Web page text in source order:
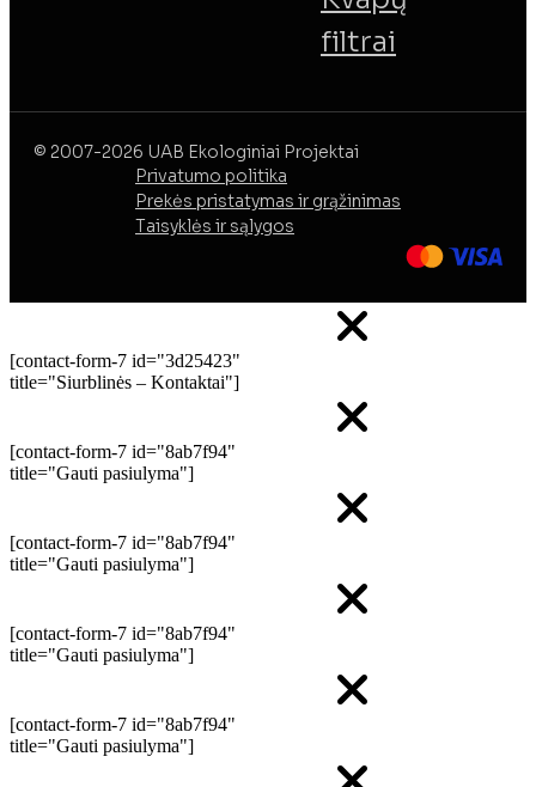
filtrai
© 2007-2026 UAB Ekologiniai Projektai
Privatumo politika
Prekės pristatymas ir grąžinimas
Taisyklės ir sąlygos
[contact-form-7 id="3d25423"
title="Siurblinės – Kontaktai"]
[contact-form-7 id="8ab7f94"
title="Gauti pasiulyma"]
[contact-form-7 id="8ab7f94"
title="Gauti pasiulyma"]
[contact-form-7 id="8ab7f94"
title="Gauti pasiulyma"]
[contact-form-7 id="8ab7f94"
title="Gauti pasiulyma"]